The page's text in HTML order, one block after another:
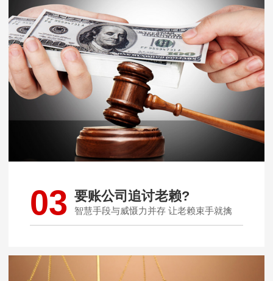
03 要账公司追讨老赖?
智慧手段与威慑力并存 让老赖束手就擒